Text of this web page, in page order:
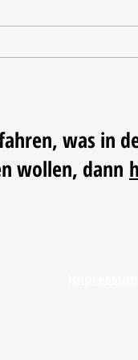
was in
wollen, dann